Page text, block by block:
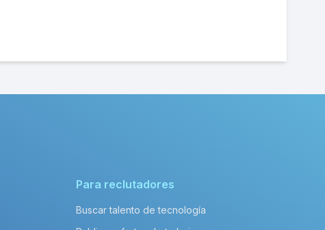
Para reclutadores
Buscar talento de tecnología